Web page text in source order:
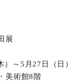
展
）～5月27日（日）
美術館8階
お問い合わせ